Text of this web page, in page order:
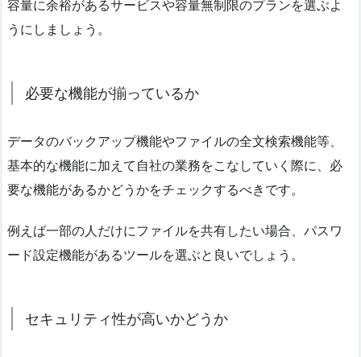
容量に余裕があるサービスや容量無制限のプランを選ぶよ
うにしましょう。
必要な機能が揃っているか
データのバックアップ機能やファイルの全文検索機能等、
基本的な機能に加えて自社の業務をこなしていく際に、必
要な機能があるかどうかをチェックするべきです。
例えば一部の人だけにファイルを共有したい場合、パスワ
ード設定機能があるツールを選ぶと良いでしょう。
セキュリティ性が高いかどうか